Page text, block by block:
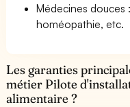
Médecines douces
homéopathie, etc.
Les garanties
métier Pilote
alimentaire ?